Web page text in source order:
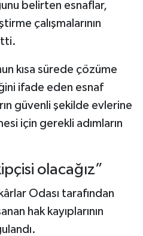
belirten esnaflar,
çalışmalarının
kısa sürede çözüme
ifade eden esnaf
güvenli şekilde evlerine
için gerekli adımların
olacağız”
Odası tarafından
hak kayıplarının